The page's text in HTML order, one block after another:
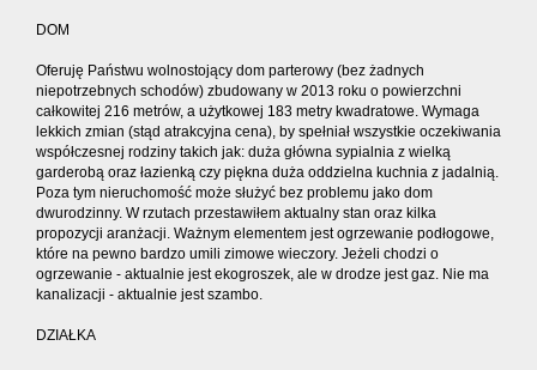
DOM
Oferuję Państwu wolnostojący dom parterowy (bez żadnych
niepotrzebnych schodów) zbudowany w 2013 roku o powierzchni
całkowitej 216 metrów, a użytkowej 183 metry kwadratowe. Wymaga
lekkich zmian (stąd atrakcyjna cena), by spełniał wszystkie oczekiwania
współczesnej rodziny takich jak: duża główna sypialnia z wielką
garderobą oraz łazienką czy piękna duża oddzielna kuchnia z jadalnią.
Poza tym nieruchomość może służyć bez problemu jako dom
dwurodzinny. W rzutach przestawiłem aktualny stan oraz kilka
propozycji aranżacji. Ważnym elementem jest ogrzewanie podłogowe,
które na pewno bardzo umili zimowe wieczory. Jeżeli chodzi o
ogrzewanie - aktualnie jest ekogroszek, ale w drodze jest gaz. Nie ma
kanalizacji - aktualnie jest szambo.
DZIAŁKA